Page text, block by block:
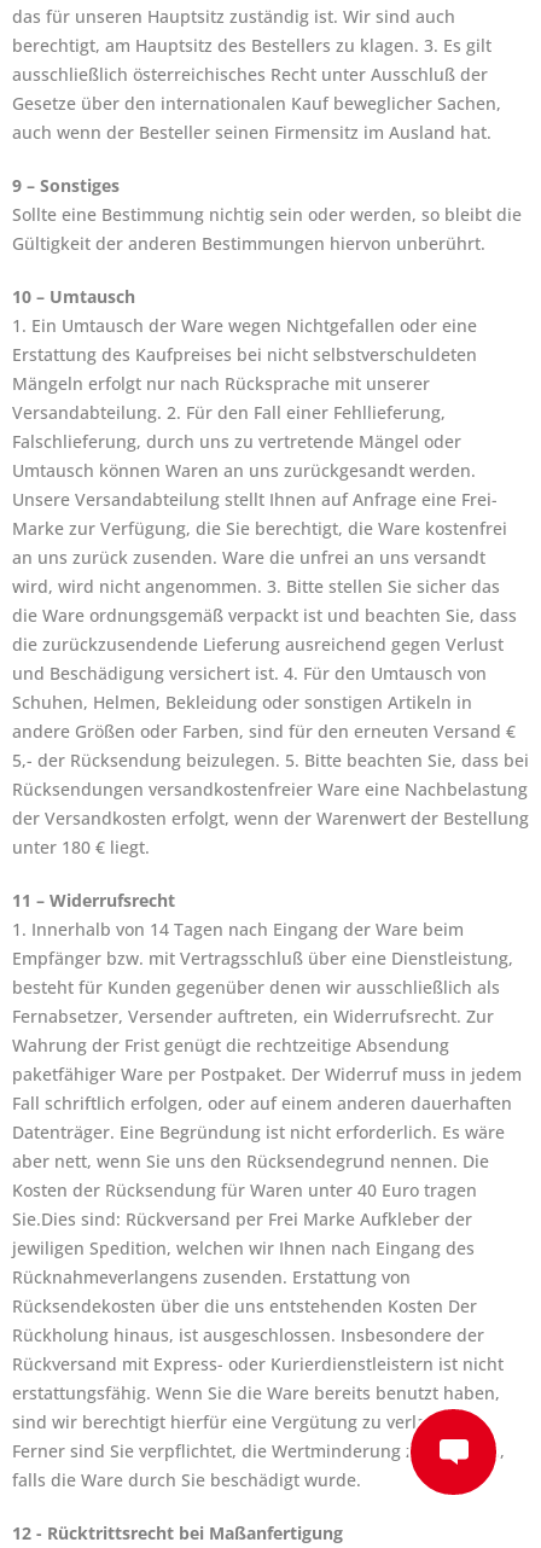
das für unseren Hauptsitz zuständig ist. Wir sind auch
berechtigt, am Hauptsitz des Bestellers zu klagen. 3. Es gilt
ausschließlich österreichisches Recht unter Ausschluß der
Gesetze über den internationalen Kauf beweglicher Sachen,
auch wenn der Besteller seinen Firmensitz im Ausland hat.
9 – Sonstiges
Sollte eine Bestimmung nichtig sein oder werden, so bleibt die
Gültigkeit der anderen Bestimmungen hiervon unberührt.
10 – Umtausch
1. Ein Umtausch der Ware wegen Nichtgefallen oder eine
Erstattung des Kaufpreises bei nicht selbstverschuldeten
Mängeln erfolgt nur nach Rücksprache mit unserer
Versandabteilung. 2. Für den Fall einer Fehllieferung,
Falschlieferung, durch uns zu vertretende Mängel oder
Umtausch können Waren an uns zurückgesandt werden.
Unsere Versandabteilung stellt Ihnen auf Anfrage eine Frei-
Marke zur Verfügung, die Sie berechtigt, die Ware kostenfrei
an uns zurück zusenden. Ware die unfrei an uns versandt
wird, wird nicht angenommen. 3. Bitte stellen Sie sicher das
die Ware ordnungsgemäß verpackt ist und beachten Sie, dass
die zurückzusendende Lieferung ausreichend gegen Verlust
und Beschädigung versichert ist. 4. Für den Umtausch von
Schuhen, Helmen, Bekleidung oder sonstigen Artikeln in
andere Größen oder Farben, sind für den erneuten Versand €
5,- der Rücksendung beizulegen. 5. Bitte beachten Sie, dass bei
Rücksendungen versandkostenfreier Ware eine Nachbelastung
der Versandkosten erfolgt, wenn der Warenwert der Bestellung
unter 180 € liegt.
11 – Widerrufsrecht
1. Innerhalb von 14 Tagen nach Eingang der Ware beim
Empfänger bzw. mit Vertragsschluß über eine Dienstleistung,
besteht für Kunden gegenüber denen wir ausschließlich als
Fernabsetzer, Versender auftreten, ein Widerrufsrecht. Zur
Wahrung der Frist genügt die rechtzeitige Absendung
paketfähiger Ware per Postpaket. Der Widerruf muss in jedem
Fall schriftlich erfolgen, oder auf einem anderen dauerhaften
Datenträger. Eine Begründung ist nicht erforderlich. Es wäre
aber nett, wenn Sie uns den Rücksendegrund nennen. Die
Kosten der Rücksendung für Waren unter 40 Euro tragen
Sie.Dies sind: Rückversand per Frei Marke Aufkleber der
jewiligen Spedition, welchen wir Ihnen nach Eingang des
Rücknahmeverlangens zusenden. Erstattung von
Rücksendekosten über die uns entstehenden Kosten Der
Rückholung hinaus, ist ausgeschlossen. Insbesondere der
Rückversand mit Express- oder Kurierdienstleistern ist nicht
erstattungsfähig. Wenn Sie die Ware bereits benutzt haben,
sind wir berechtigt hierfür eine Vergütung zu verlangen.
Ferner sind Sie verpflichtet, die Wertminderung zu ersetzen,
falls die Ware durch Sie beschädigt wurde.
12 - Rücktrittsrecht bei Maßanfertigung